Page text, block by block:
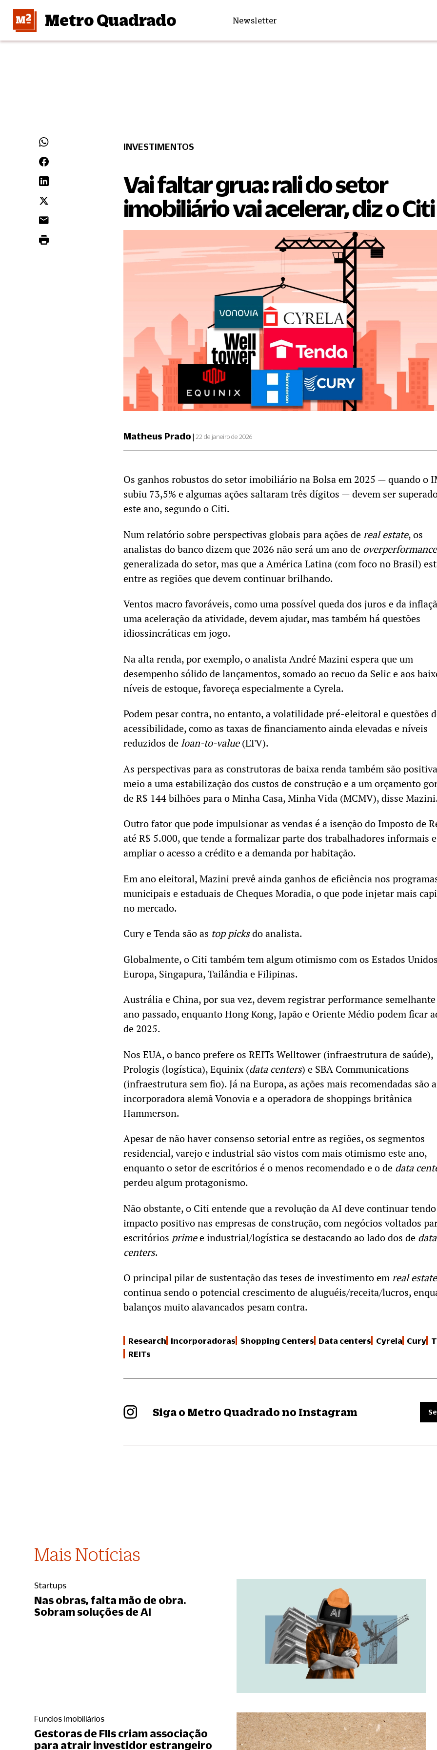
Metro Quadrado Newsletter
INVESTIMENTOS
Vai faltar grua: rali do setor
imobiliário vai acelerar, diz o Citi
Matheus Prado| 22 de janeiro de 2026
Os ganhos robustos do setor imobiliário na Bolsa em 2025 — quando o
subiu 73,5% e algumas ações saltaram três dígitos — devem ser
este ano, segundo o Citi.
Num relatório sobre perspectivas globais para ações dereal estate, os
analistas do banco dizem que 2026 não será um ano de overperformance
generalizada do setor, mas que a América Latina (com foco no Brasil)
entre as regiões que devem continuar brilhando.
Ventos macro favoráveis, como uma possível queda dos juros e da
uma aceleração da atividade, devem ajudar, mas também há questões
idiossincráticas em jogo.
Na alta renda, por exemplo, o analista André Mazini espera que um
desempenho sólido de lançamentos, somado ao recuo da Selic e aos
níveis de estoque, favoreça especialmente a Cyrela.
Podem pesar contra, no entanto, a volatilidade pré-eleitoral e questões
acessibilidade, como as taxas de financiamento ainda elevadas e níveis
reduzidos de loan-to-value(LTV).
As perspectivas para as construtoras de baixa renda também são
meio a uma estabilização dos custos de construção e a um orçamento
de R$ 144 bilhões para o Minha Casa, Minha Vida (MCMV), disse
Outro fator que pode impulsionar as vendas é a isenção do Imposto de
até R$ 5.000, que tende a formalizar parte dos trabalhadores informais e
ampliar o acesso a crédito e a demanda por habitação.
Em ano eleitoral, Mazini prevê ainda ganhos de eficiência nos
municipais e estaduais de Cheques Moradia, o que pode injetar mais
no mercado.
Cury e Tenda são as top picksdo analista.
Globalmente, o Citi também tem algum otimismo com os Estados
Europa, Singapura, Tailândia e Filipinas.
Austrália e China, por sua vez, devem registrar performance
ano passado, enquanto Hong Kong, Japão e Oriente Médio podem ficar
de 2025.
Nos EUA, o banco prefere os REITs Welltower (infraestrutura de saúde),
Prologis (logística), Equinix (data centers) e SBA Communications
(infraestrutura sem fio). Já na Europa, as ações mais recomendadas são a
incorporadora alemã Vonovia e a operadora de shoppings britânica
Hammerson.
Apesar de não haver consenso setorial entre as regiões, os segmentos
residencial, varejo e industrial são vistos com mais otimismo este ano,
enquanto o setor de escritórios é o menos recomendado e o de data
perdeu algum protagonismo.
Não obstante, o Citi entende que a revolução da AI deve continuar tendo
impacto positivo nas empresas de construção, com negócios voltados
escritórios primee industrial/logística se destacando ao lado dos de data
centers.
O principal pilar de sustentação das teses de investimento emreal estate
continua sendo o potencial crescimento de aluguéis/receita/lucros,
balanços muito alavancados pesam contra.
Research Incorporadoras Shopping Centers Data centers Cyrela Cury
REITs
Siga o Metro Quadrado no Instagram
Mais Notícias
Startups
Nas obras, falta mão de obra.
Sobram soluções de AI
Fundos Imobiliários
Gestoras de FIIs criam associação
para atrair investidor estrangeiro